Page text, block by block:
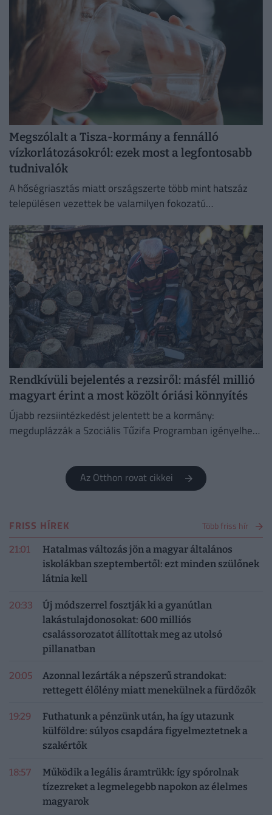
Megszólalt a Tisza-kormány a fennálló
vízkorlátozásokról: ezek most a legfontosabb
tudnivalók
A hőségriasztás miatt országszerte több mint hatszáz
településen vezettek be valamilyen fokozatú
Rendkívüli bejelentés a rezsiről: másfél millió
magyart érint a most közölt óriási könnyítés
Újabb rezsiintézkedést jelentett be a kormány:
megduplázzák a Szociális Tűzifa Programban igényelhető
Az Otthon rovat cikkei
FRISS HÍREK Több friss hír
21:01
Hatalmas változás jön a magyar általános
iskolákban szeptembertől: ezt minden szülőnek
látnia kell
20:33
Új módszerrel fosztják ki a gyanútlan
lakástulajdonosokat: 600 milliós
csalássorozatot állítottak meg az utolsó
pillanatban
20:05
Azonnal lezárták a népszerű strandokat:
rettegett élőlény miatt menekülnek a fürdőzők
19:29
Futhatunk a pénzünk után, ha így utazunk
külföldre: súlyos csapdára figyelmeztetnek a
szakértők
18:57
Működik a legális áramtrükk: így spórolnak
tízezreket a legmelegebb napokon az élelmes
magyarok